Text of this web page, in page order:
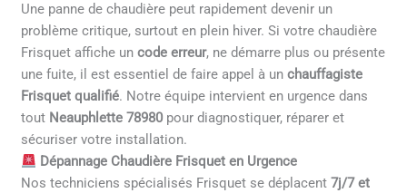
Une panne de chaudière peut rapidement devenir un
problème critique, surtout en plein hiver. Si votre chaudière
Frisquet affiche uncode erreur, ne démarre plus ou présente
une fuite, il est essentiel de faire appel à unchauffagiste
Frisquet qualifié. Notre équipe intervient en urgence dans
tout Neauphlette 78980 pour diagnostiquer, réparer et
sécuriser votre installation.
Dépannage Chaudière Frisquet en Urgence
Nos techniciens spécialisés Frisquet se déplacent7j/7 et